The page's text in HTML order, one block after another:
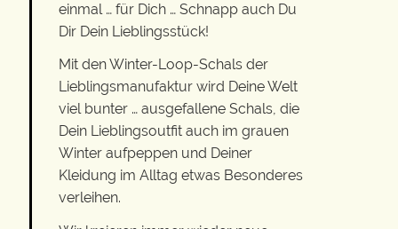
einmal … für Dich … Schnapp auch Du
Dir Dein Lieblingsstück!
Mit den Winter-Loop-Schals der
Lieblingsmanufaktur wird Deine Welt
viel bunter … ausgefallene Schals, die
Dein Lieblingsoutfit auch im grauen
Winter aufpeppen und Deiner
Kleidung im Alltag etwas Besonderes
verleihen.